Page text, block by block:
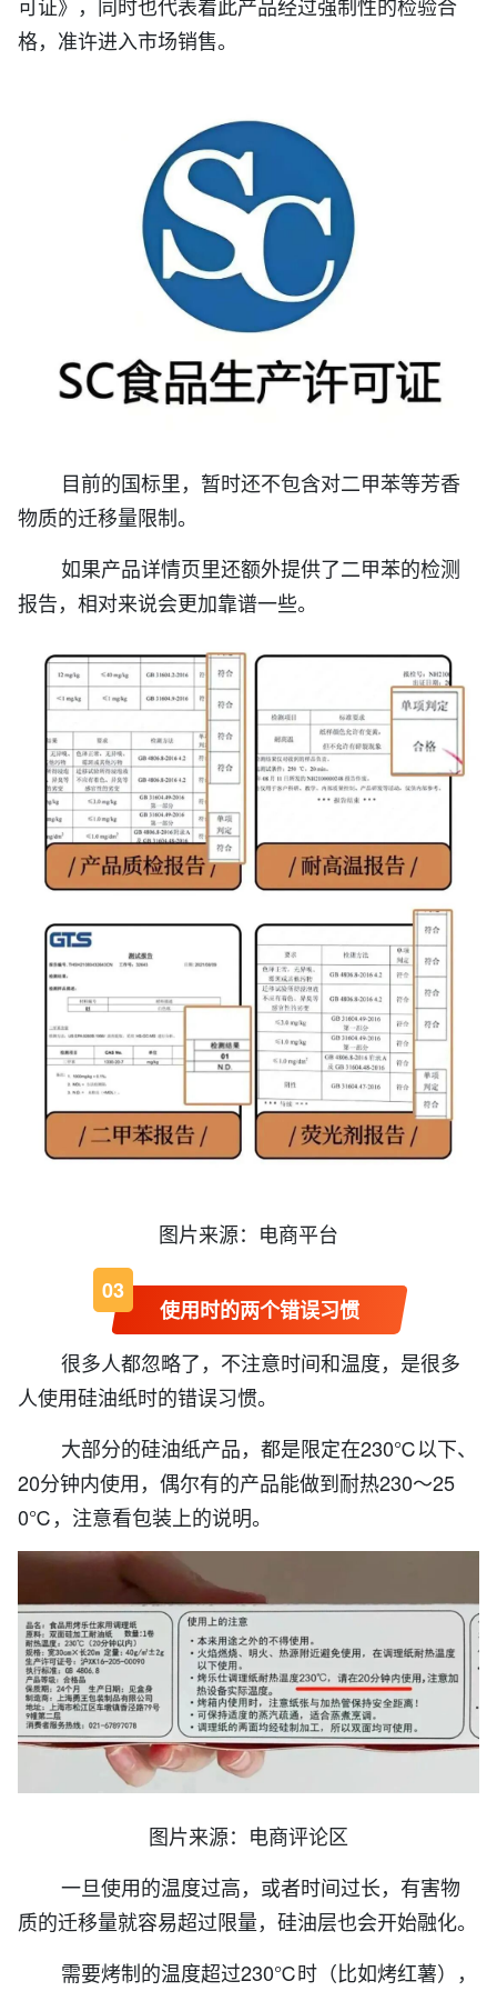
格，准许进入市场销售。
目前的国标里，暂时还不包含对二甲苯等芳香
物质的迁移量限制。
如果产品详情页里还额外提供了二甲苯的检测
报告，相对来说会更加靠谱一些。
图片来源：电商平台
03
使用时的两个错误习惯
很多人都忽略了， 不注意时间和温度，是很多
人使用硅油纸时的错误习惯。
大部分的硅油纸产品，都是限定在230℃以下、
20分钟内使用，偶尔有的产品能做到耐热230～25
0℃，注意看包装上的说明。
图片来源：电商评论区
一旦使用的温度过高，或者时间过长，有害物
质的迁移量就容易超过限量，硅油层也会开始融化。
需要烤制的温度超过230℃时（比如烤红薯），